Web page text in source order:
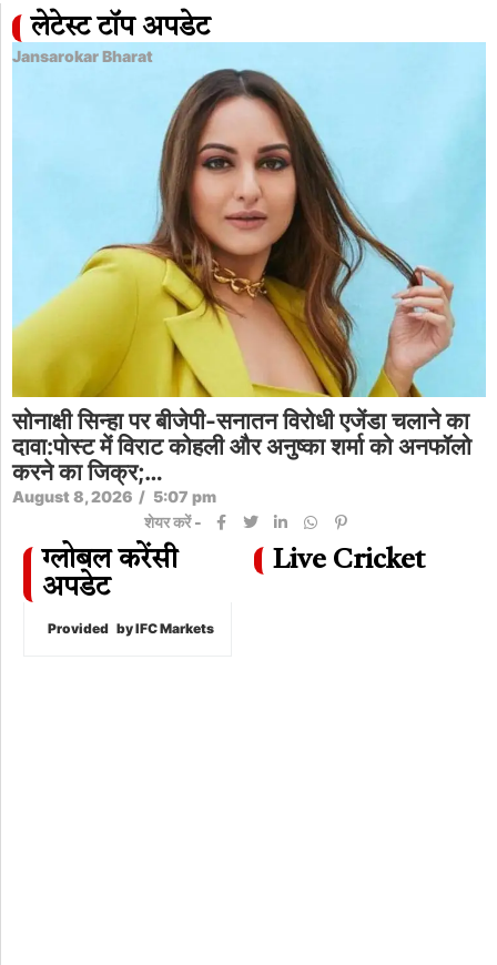
लेटेस्ट टॉप अपडेट
Jansarokar Bharat
सोनाक्षी सिन्हा पर बीजेपी-सनातन विरोधी एजेंडा चलाने का
दावा:पोस्ट में विराट कोहली और अनुष्का शर्मा को अनफॉलो
करने का जिक्र;…
August 8, 2026 / 5:07 pm
शेयर करें -
ग्लोबल करेंसी
अपडेट
Provided by IFC Markets
Live Cricket